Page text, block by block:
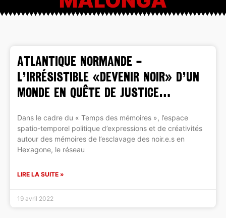
ATLANTIQUE NORMANDE –
L’irrésistible «Devenir noir» d’un
monde en quête de justice…
Dans le cadre du « Temps des mémoires », l’espace
spatio-temporel politique d’expressions et de créativités
autour des mémoires de l’esclavage des noir.e.s en
Hexagone, le réseau
LIRE LA SUITE »
19 avril 2022